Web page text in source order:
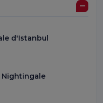
d'Istanbul
Nightingale